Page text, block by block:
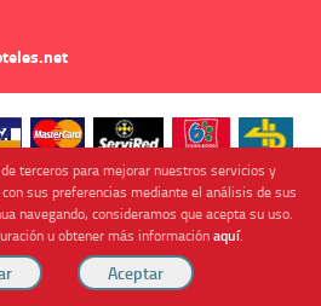
terceros para mejorar nuestros servicios y
sus preferencias mediante el análisis de sus
navegando, consideramos que acepta su uso.
u obtener más informaciónaquí.